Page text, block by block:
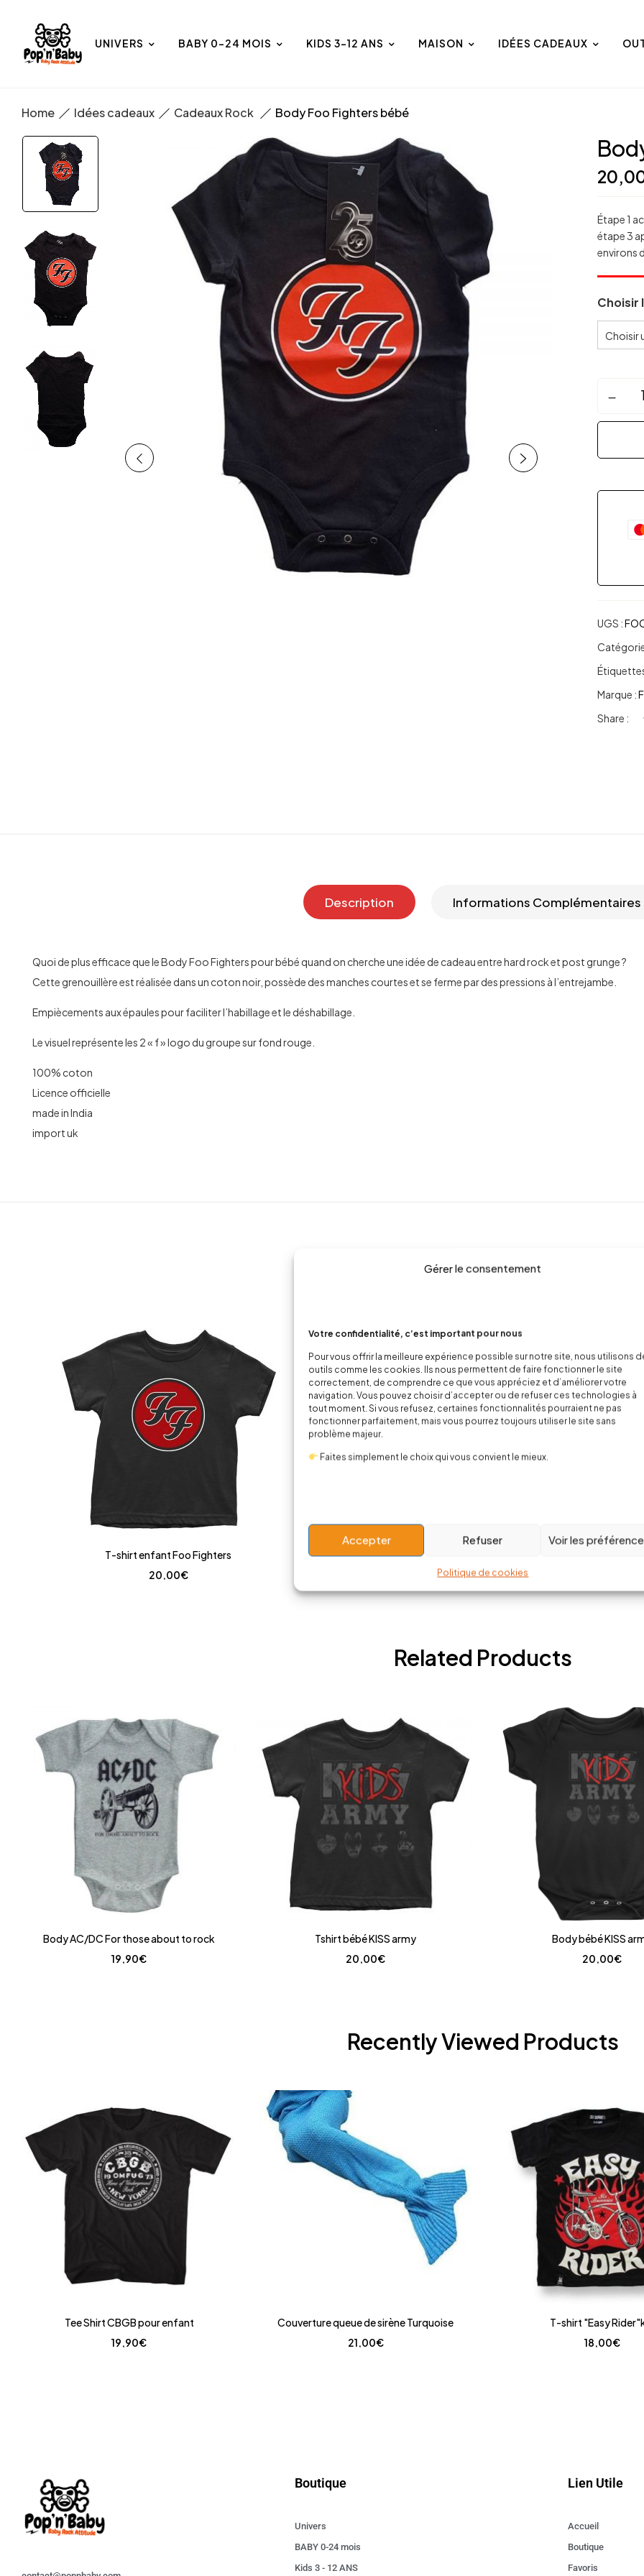
Gérer le consentement
Votre confidentialité, c’est important pour nous
Pour vous offrir la meilleure expérience possible sur notre site, nous utilisons
outils comme les cookies. Ils nous permettent de faire fonctionner le site
correctement, de comprendre ce que vous appréciez et d’améliorer votre
navigation. Vous pouvez choisir d’accepter ou de refuser ces technologies à
tout moment. Si vous refusez, certaines fonctionnalités pourraient ne pas
fonctionner parfaitement, mais vous pourrez toujours utiliser le site sans
problème majeur.
Faites simplement le choix qui vous convient le mieux.
Accepter Refuser Voir les
Politique de cookies
UNIVERS BABY 0-24 MOIS KIDS 3-12 ANS MAISON IDÉES CADEAUX
Home Idées cadeaux Cadeaux Rock Body Foo Fighters bébé
Étape 1
étape 3
environs
Choisir
UGS :
Marque :
Share :
Description Informations Complémentaires
Quoi de plus efficace que le Body Foo Fighters pour bébé quand on cherche une idée de cadeau entre hard rock et post grunge ?
Cette grenouillère est réalisée dans un coton noir, possède des manches courtes et se ferme par des pressions à l’entrejambe.
Empiècements aux épaules pour faciliter l’habillage et le déshabillage.
Le visuel représente les 2 « f » logo du groupe sur fond rouge.
100% coton
Licence officielle
made in India
import uk
You may also like…
T-shirt enfant Foo Fighters
20,00€
Related Products
Body AC/DC For those about to rock
19,90€
Tshirt bébé KISS army
20,00€
Body bébé KISS
20,00€
Recently Viewed Products
Tee Shirt CBGB pour enfant
19,90€
Couverture queue de sirène Turquoise
21,00€
T-shirt "Easy
18,00€
Boutique
Univers
BABY 0-24 mois
Kids 3 - 12 ANS
Lien Utile
Accueil
Boutique
Favoris